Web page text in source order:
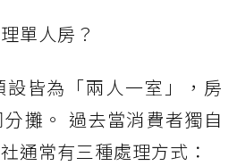
單人房？
皆為「兩人一室」，房
攤。 過去當消費者獨自
通常有三種處理方式：